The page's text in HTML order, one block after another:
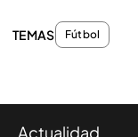
TEMAS Fútbol
Actualidad